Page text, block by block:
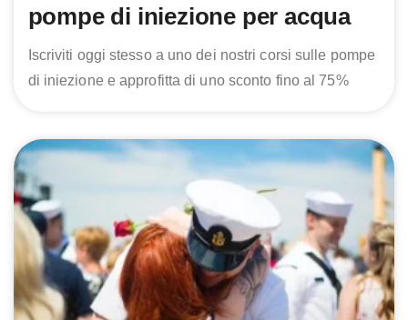
pompe di iniezione per acqua
Iscriviti oggi stesso a uno dei nostri corsi sulle pompe
di iniezione e approfitta di uno sconto fino al 75%